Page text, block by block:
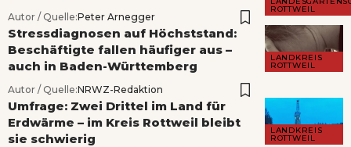
ROTTWEIL
Autor / Quelle:Peter Arnegger
LANDKREIS
ROTTWEIL
Stressdiagnosen auf Höchststand:
Beschäftigte fallen häufiger aus –
auch in Baden-Württemberg
Autor / Quelle:NRWZ-Redaktion
LANDKREIS
ROTTWEIL
Umfrage: Zwei Drittel im Land für
Erdwärme – im Kreis Rottweil bleibt
sie schwierig